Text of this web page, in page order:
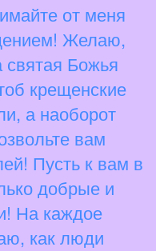
от меня
Желаю,
Божья
крещенские
а наоборот
вам
Пусть к вам в
добрые и
На каждое
как люди